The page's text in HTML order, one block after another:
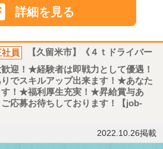
詳細を見る
社員
【久留米市】《４ｔドライバー
迎！★経験者は即戦力として優遇！
でスキルアップ出来ます！★あなた
す！★福利厚生充実！★昇給賞与あ
応募お待ちしております！【job-
2022.10.26掲載